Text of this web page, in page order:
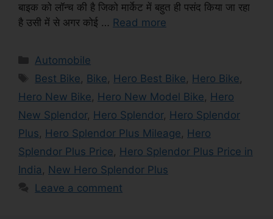
बाइक को लॉन्च की है जिको मार्केट में बहुत ही पसंद किया जा रहा
है उसी में से अगर कोई … Read more
Categories
Automobile
Tags
Best Bike Bike Hero Best Bike Hero Bike
Hero New Bike
Hero New Model Bike
Hero
New Splendor, Hero Splendor, Hero Splendor
Plus
Hero Splendor Plus Mileage
Hero
Splendor Plus Price
Hero Splendor Plus Price in
India
New Hero Splendor Plus
Leave a comment